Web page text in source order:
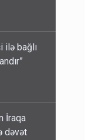
ilə bağlı
İraqa
dəvət